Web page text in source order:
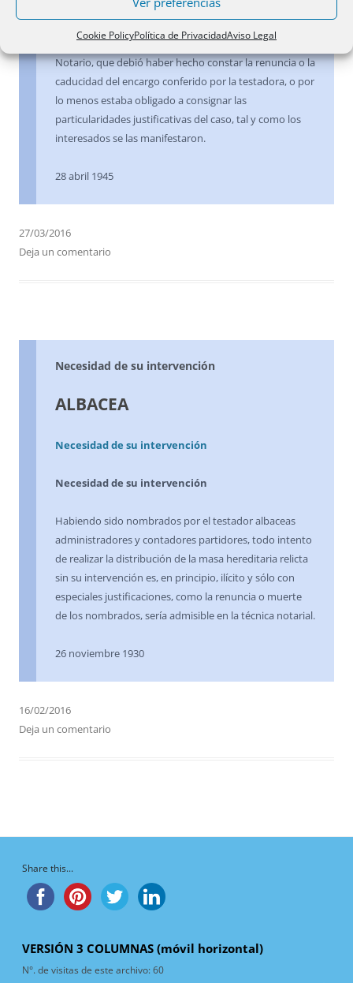
Cookie PolicyPolítica de PrivacidadAviso Legal
acreedores ni modalidades específicas, así como que la
contador, todo lo cual no disculpa la actuación del
Notario, que debió haber hecho constar la renuncia o la
caducidad del encargo conferido por la testadora, o por
lo menos estaba obligado a consignar las
particularidades justificativas del caso, tal y como los
interesados se las manifestaron.
28 abril 1945
27/03/2016
Deja un comentario
Necesidad de su intervención
ALBACEA
Necesidad de su intervención
Necesidad de su intervención
Habiendo sido nombrados por el testador albaceas
administradores y contadores partidores, todo intento
de realizar la distribución de la masa hereditaria relicta
sin su intervención es, en principio, ilícito y sólo con
especiales justificaciones, como la renuncia o muerte
de los nombrados, sería admisible en la técnica notarial.
26 noviembre 1930
16/02/2016
Deja un comentario
Share this...
VERSIÓN 3 COLUMNAS (móvil horizontal)
N°. de visitas de este archivo:60